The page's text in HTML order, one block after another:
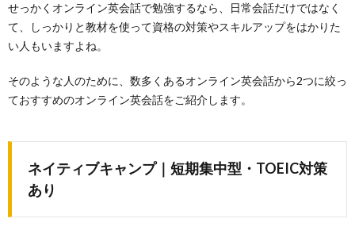
せっかくオンライン英会話で勉強するなら、日常会話だけではなく
て、しっかりと教材を使って資格の対策やスキルアップをはかりた
い人もいますよね。
そのような人のために、数多くあるオンライン英会話から2つに絞っ
ておすすめのオンライン英会話をご紹介します。
ネイティブキャンプ｜短期集中型・TOEIC対策
あり